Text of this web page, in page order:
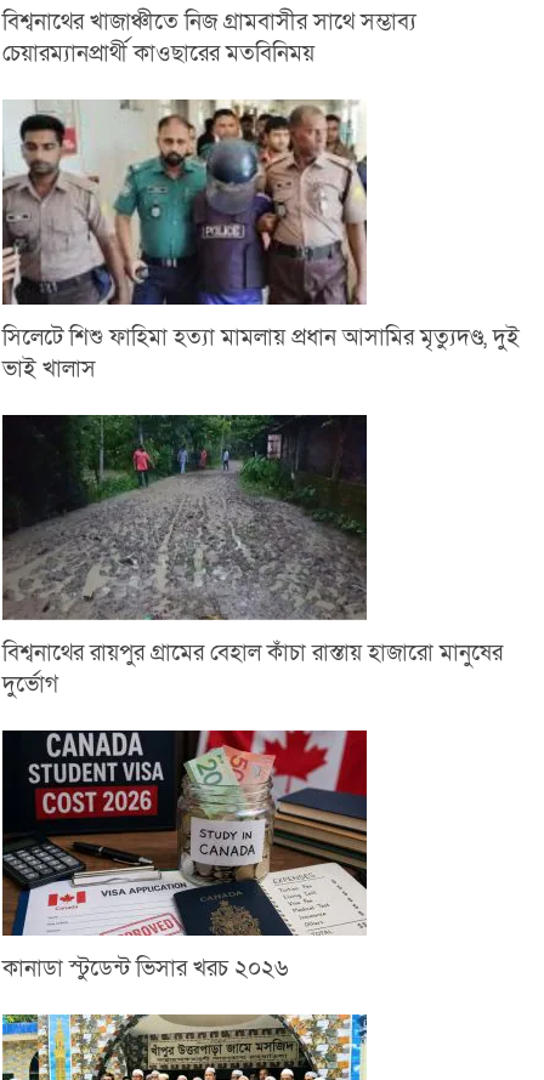
বিশ্বনাথের খাজাঞ্চীতে নিজ গ্রামবাসীর সাথে সম্ভাব্য
চেয়ারম্যানপ্রার্থী কাওছারের মতবিনিময়
সিলেটে শিশু ফাহিমা হত্যা মামলায় প্রধান আসামির মৃত্যুদণ্ড, দুই
ভাই খালাস
বিশ্বনাথের রায়পুর গ্রামের বেহাল কাঁচা রাস্তায় হাজারো মানুষের
দুর্ভোগ
কানাডা স্টুডেন্ট ভিসার খরচ ২০২৬